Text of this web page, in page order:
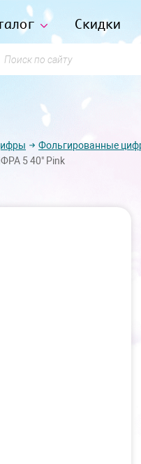
Скидки
по сайту
Фольгированные
5 40" Pink